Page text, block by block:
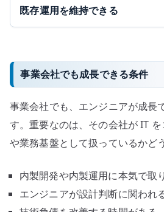
既存運用を維持できる
事業会社でも成長できる条件
事業会社でも、エンジニアが成長
す。重要なのは、その会社が IT
や業務基盤として扱っているかど
内製開発や内製運用に本気で取
エンジニアが設計判断に関われ